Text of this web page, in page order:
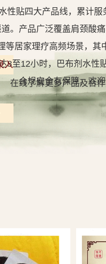
性贴四大产品线，累计
。产品广泛覆盖肩颈酸
等居家理疗高频场景，其
8至12小时，巴布剂水性
合规安全有保障。欢
入
在线了解更多产品及合